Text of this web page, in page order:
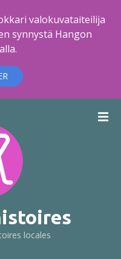
valokuvataiteilija
synnystä Hangon
locales